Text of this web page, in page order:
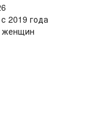
2019 года
женщин